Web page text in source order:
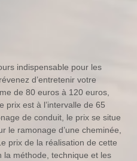
indispensable pour les
d’entretenir votre
de 80 euros à 120 euros,
prix est à l’intervalle de 65
de conduit, le prix se situe
le ramonage d’une cheminée,
prix de la réalisation de cette
la méthode, technique et les